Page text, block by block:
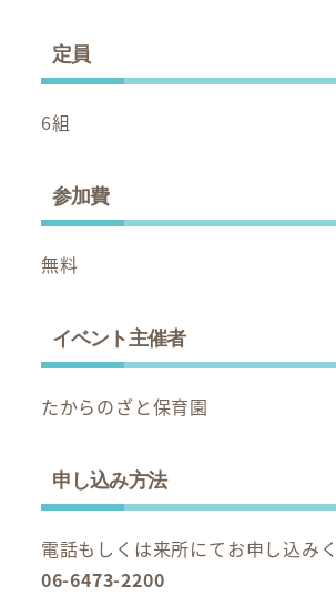
定員
6組
参加費
無料
イベント主催者
たからのざと保育園
申し込み方法
電話もしくは来所にてお申し込みく
06-6473-2200